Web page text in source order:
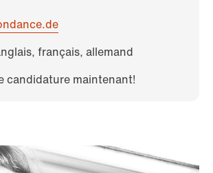
français, allemand
candidature maintenant!